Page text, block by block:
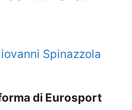
Spinazzola
di Eurosport